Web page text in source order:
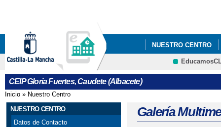
NUESTRO CENTRO
CALENDARIO
CEIP Gloria Fuertes, Caudete (Albacete)
Se encuentra usted aquí
Inicio » Nuestro Centro
NUESTRO CENTRO
Datos de Contacto
Galería